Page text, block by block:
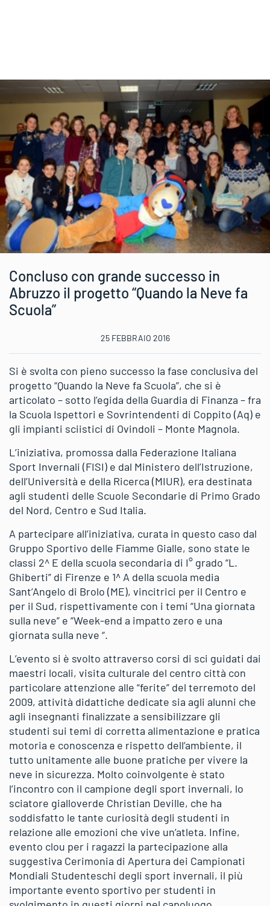
Concluso con grande successo in
Abruzzo il progetto “Quando la Neve fa
Scuola”
25 FEBBRAIO 2016
Si è svolta con pieno successo la fase conclusiva del
progetto “Quando la Neve fa Scuola”, che si è
articolato – sotto l’egida della Guardia di Finanza – fra
la Scuola Ispettori e Sovrintendenti di Coppito (Aq) e
gli impianti sciistici di Ovindoli – Monte Magnola.
L’iniziativa, promossa dalla Federazione Italiana
Sport Invernali (FISI) e dal Ministero dell’Istruzione,
dell’Università e della Ricerca (MIUR), era destinata
agli studenti delle Scuole Secondarie di Primo Grado
del Nord, Centro e Sud Italia.
A partecipare all’iniziativa, curata in questo caso dal
Gruppo Sportivo delle Fiamme Gialle, sono state le
classi 2^ E della scuola secondaria di I° grado “L.
Ghiberti” di Firenze e 1^ A della scuola media
Sant’Angelo di Brolo (ME), vincitrici per il Centro e
per il Sud, rispettivamente con i temi “Una giornata
sulla neve” e “Week-end a impatto zero e una
giornata sulla neve “.
L’evento si è svolto attraverso corsi di sci guidati dai
maestri locali, visita culturale del centro città con
particolare attenzione alle “ferite” del terremoto del
2009, attività didattiche dedicate sia agli alunni che
agli insegnanti finalizzate a sensibilizzare gli
studenti sui temi di corretta alimentazione e pratica
motoria e conoscenza e rispetto dell’ambiente, il
tutto unitamente alle buone pratiche per vivere la
neve in sicurezza. Molto coinvolgente è stato
l’incontro con il campione degli sport invernali, lo
sciatore gialloverde Christian Deville, che ha
soddisfatto le tante curiosità degli studenti in
relazione alle emozioni che vive un’atleta. Infine,
evento clou per i ragazzi la partecipazione alla
suggestiva Cerimonia di Apertura dei Campionati
Mondiali Studenteschi degli sport invernali, il più
importante evento sportivo per studenti in